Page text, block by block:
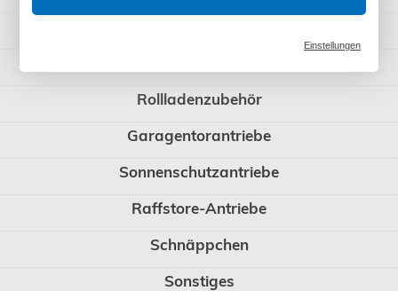
Rollladenzubehör
Garagentorantriebe
Sonnenschutzantriebe
Raffstore-Antriebe
Schnäppchen
Sonstiges
Einstellungen